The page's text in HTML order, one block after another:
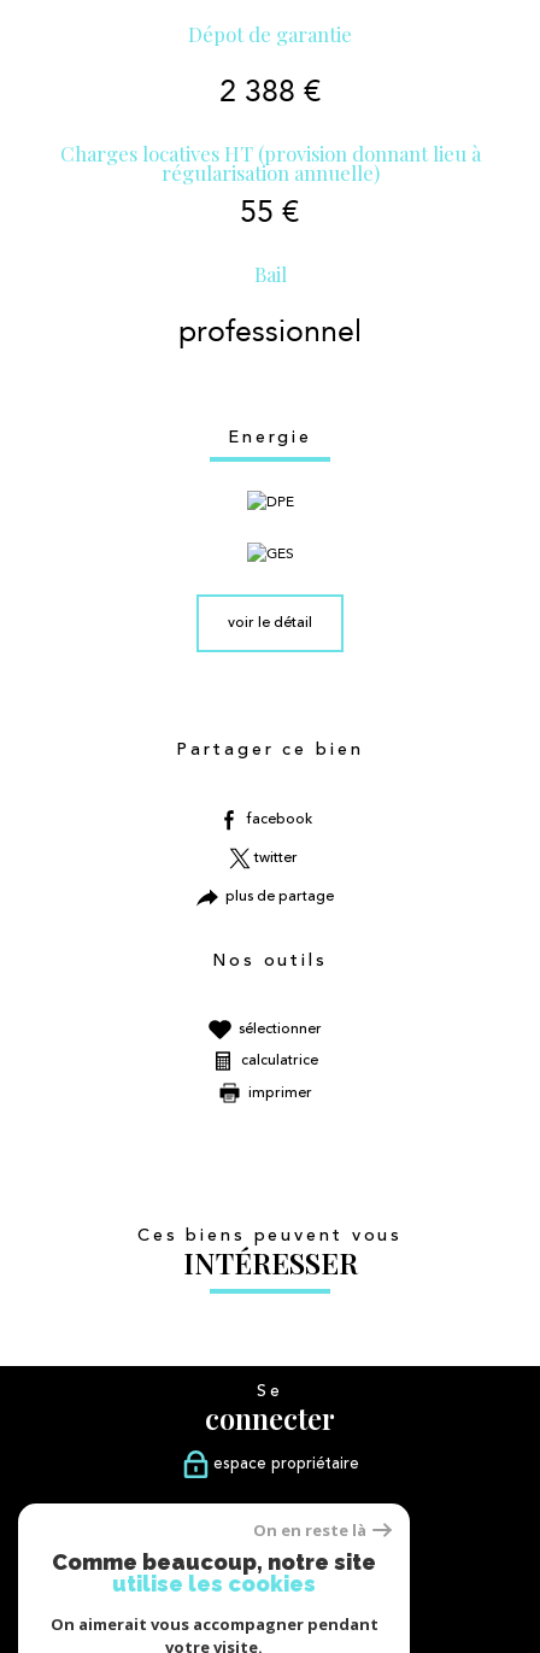
Dépot de garantie
2 388 €
Charges locatives HT (provision donnant lieu à
régularisation annuelle)
55 €
Bail
professionnel
Energie
voir le détail
Partager ce bien
facebook
twitter
plus de partage
Nos outils
sélectionner
calculatrice
imprimer
Ces biens peuvent vous
INTÉRESSER
Se
connecter
espace propriétaire
Nous
suivre
On en reste là
Comme beaucoup, notre site
utilise les cookies
On aimerait vous accompagner pendant
votre visite.